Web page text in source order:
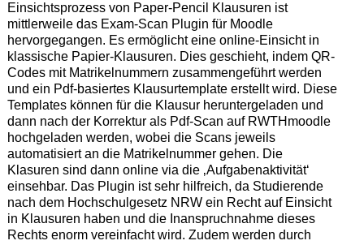
Einsichtsprozess von Paper-Pencil Klausuren ist
mittlerweile das Exam-Scan Plugin für Moodle
hervorgegangen. Es ermöglicht eine online-Einsicht in
klassische Papier-Klausuren. Dies geschieht, indem QR-
Codes mit Matrikelnummern zusammengeführt werden
und ein Pdf-basiertes Klausurtemplate erstellt wird. Diese
Templates können für die Klausur heruntergeladen und
dann nach der Korrektur als Pdf-Scan auf RWTHmoodle
hochgeladen werden, wobei die Scans jeweils
automatisiert an die Matrikelnummer gehen. Die
Klasuren sind dann online via die ‚Aufgabenaktivität‘
einsehbar. Das Plugin ist sehr hilfreich, da Studierende
nach dem Hochschulgesetz NRW ein Recht auf Einsicht
in Klausuren haben und die Inanspruchnahme dieses
Rechts enorm vereinfacht wird. Zudem werden durch